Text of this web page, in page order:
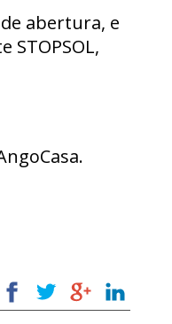
abertura, e